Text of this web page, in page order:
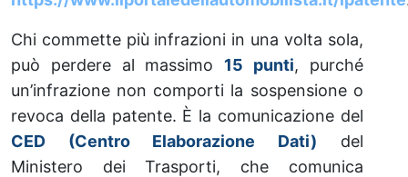
Chi commette più infrazioni in una volta sola,
può perdere al massimo 15 punti, purché
un’infrazione non comporti la sospensione o
revoca della patente. È la comunicazione del
CED (Centro Elaborazione Dati) del
Ministero dei Trasporti, che comunica